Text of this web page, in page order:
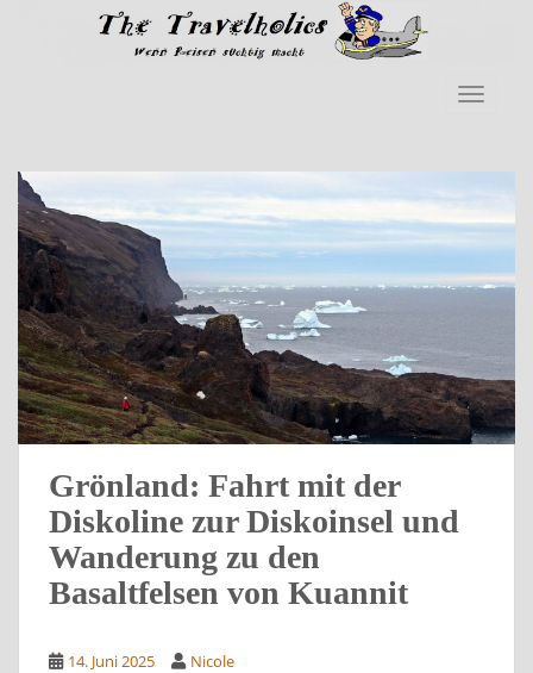
Grönland: Fahrt mit der
Diskoline zur Diskoinsel und
Wanderung zu den
Basaltfelsen von Kuannit
14. Juni 2025 Nicole